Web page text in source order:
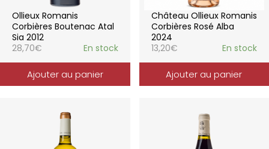
Ollieux Romanis
Corbières Boutenac Atal
Sia 2012
28,70€ En stock
Ajouter au panier
Château Ollieux Romanis
Corbières Rosé Alba
2024
13,20€ En stock
Ajouter au panier